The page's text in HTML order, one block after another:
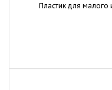
Пластик для